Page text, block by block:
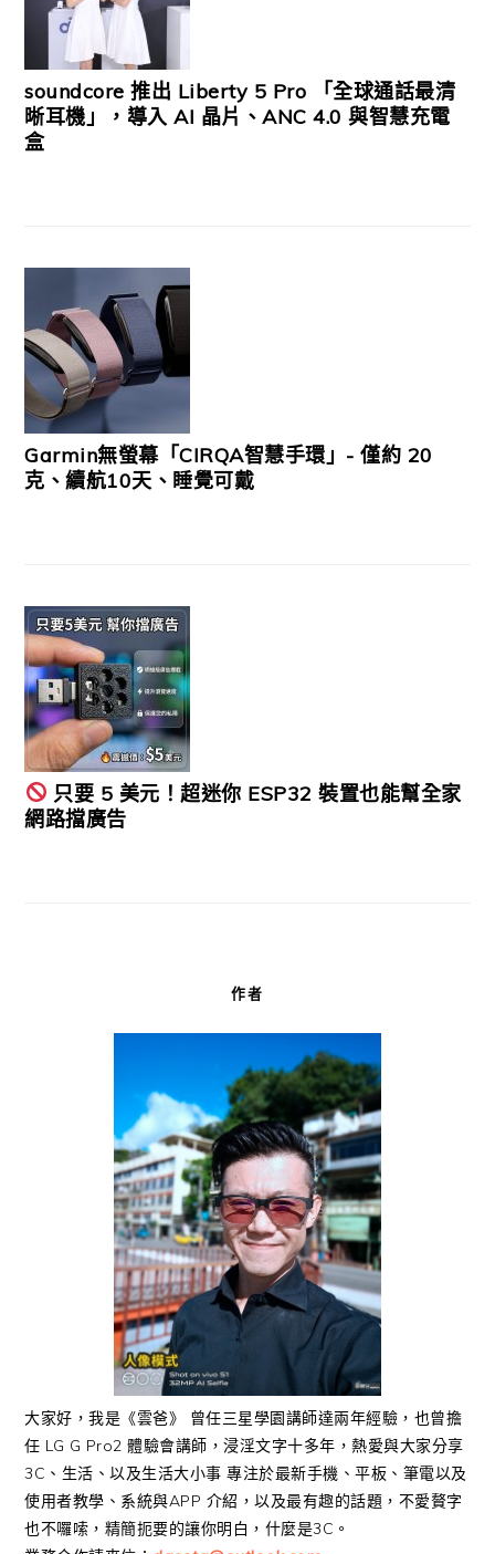
soundcore 推出 Liberty 5 Pro 「全球通話最清
晰耳機」，導入 AI 晶片、ANC 4.0 與智慧充電
盒
Garmin無螢幕「CIRQA智慧手環」- 僅約 20
克、續航10天、睡覺可戴
只要 5 美元！超迷你 ESP32 裝置也能幫全家
網路擋廣告
作者
大家好，我是《雲爸》 曾任三星學園講師達兩年經驗，也曾擔
任 LG G Pro2 體驗會講師，浸淫文字十多年，熱愛與大家分享
3C、生活、以及生活大小事 專注於最新手機、平板、筆電以及
使用者教學、系統與APP 介紹，以及最有趣的話題，不愛贅字
也不囉嗦，精簡扼要的讓你明白，什麼是3C。